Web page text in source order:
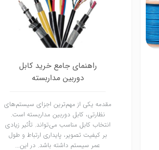
راهنمای جامع خرید کابل
دوربین مداربسته
مقدمه یکی از مهم‌ترین اجزای سیستم‌های
نظارتی، کابل دوربین مداربسته است.
انتخاب کابل مناسب می‌تواند. تأثیر زیادی
بر کیفیت تصویر، پایداری ارتباط و طول
عمر سیستم داشته باشد. در این...